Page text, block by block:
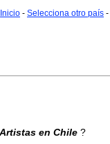
Inicio - Selecciona otro país -
Artistas en Chile ?